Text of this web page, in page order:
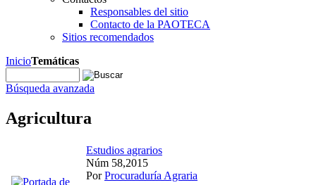
Responsables del sitio
Contacto de la PAOTECA
Sitios recomendados
InicioTemáticas
Búsqueda avanzada
Agricultura
Estudios agrarios
Núm 58,2015
PorProcuraduría Agraria